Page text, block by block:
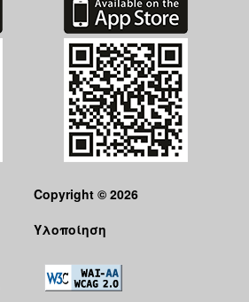
Copyright © 2026
Υλοποίηση